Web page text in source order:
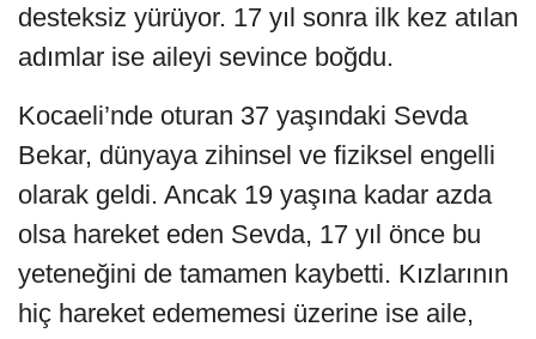
desteksiz yürüyor. 17 yıl sonra ilk kez atılan
adımlar ise aileyi sevince boğdu.
Kocaeli’nde oturan 37 yaşındaki Sevda
Bekar, dünyaya zihinsel ve fiziksel engelli
olarak geldi. Ancak 19 yaşına kadar azda
olsa hareket eden Sevda, 17 yıl önce bu
yeteneğini de tamamen kaybetti. Kızlarının
hiç hareket edememesi üzerine ise aile,